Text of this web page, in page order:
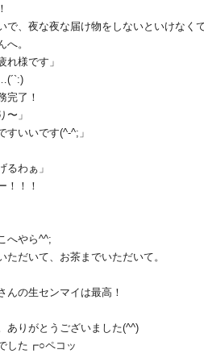
で、夜な夜な届け物をしないといけな
へ。
れ様です」
完了！
〜」
すいいです(^-^;」
るわぁ」
！！！
へやら^^;
ただいて、お茶までいただいて。
んの生センマイは最高！
ありがとうございました(^^)
した┏○ペコッ